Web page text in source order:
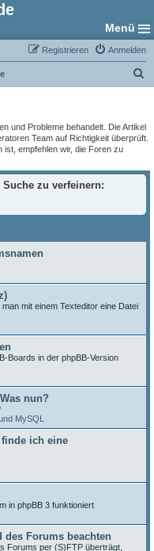
Menü
Anmelden
Registrieren
h
und Probleme behandelt. Die Artikel
Team auf Richtigkeit überprüft.
ist, empfehlen wir, die Foren zu
zu verfeinern:
mit einem Texteditor eine Datei
Boards in der phpBB-Version
nun?
MySQL
ich eine
in phpBB 3 funktioniert
des Forums beachten
Forums per (S)FTP überträgt,